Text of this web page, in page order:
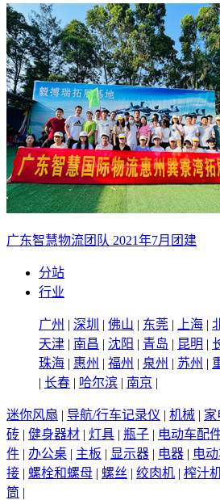
广东智慧物流团队 2021年7月团建
分站
行业
广州 | 深圳 | 佛山 | 东莞 | 上海 |
天津 | 南昌 | 沈阳 | 青岛 | 昆明 |
珠海 | 惠州 | 福州 | 泉州 | 苏州 |
| 长春 | 哈尔滨 | 南京 |
迷你风扇 | 导航/行车记录仪 | 机械 | 家
砖 | 健身器材 | 灯具 | 瓶子 | 电动车配
件 | 办公桌 | 主板 | 显示器 | 电器 | 电
接 | 螺栓和螺母 | 螺丝 | 绞肉机 | 榨汁
筒 |